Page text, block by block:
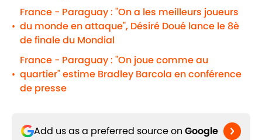
•
France - Paraguay : "On a les meilleurs joueurs
du monde en attaque", Désiré Doué lance le 8è
de finale du Mondial
•
France - Paraguay : "On joue comme au
quartier" estime Bradley Barcola en conférence
de presse
Add us as a preferred source on Google